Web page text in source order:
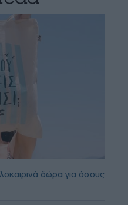
δώρα για όσους